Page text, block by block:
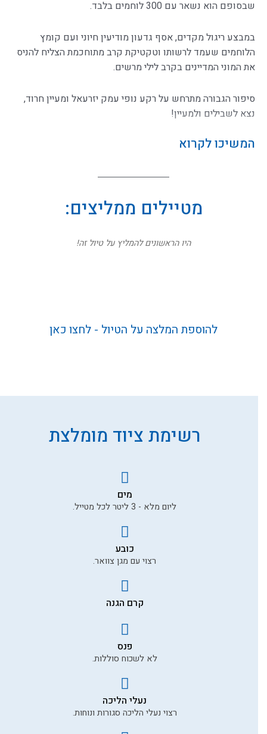
שבסופם הוא נשאר עם 300 לוחמים בלבד.
במבצע ריגול מקדים, אסף גדעון מודיעין חיוני ועם קומץ
הלוחמים שעמד לרשותו וטקטיקת קרב מתוחכמת הצליח להניס
את המוני המדיינים בקרב לילי מרשים.
סיפור הגבורה מתרחש על רקע נופי עמק יזרעאל ומעיין חרוד,
נצא לשבילים ולמעיין!
המשיכו לקרוא
מטיילים ממליצים:
היו הראשונים להמליץ על טיול זה!
להוספת המלצה על הטיול - לחצו כאן
השם המלא שלך *
לשליחת ההמלצה
רשימת ציוד מומלצת
מים
ליום מלא - 3 ליטר לכל מטייל.
כובע
רצוי עם מגן צוואר.
קרם הגנה
פנס
לא לשכוח סוללות.
נעלי הליכה
רצוי נעלי הליכה סגורות ונוחות.